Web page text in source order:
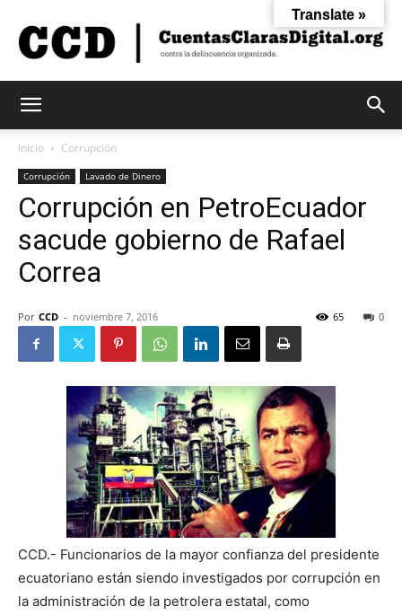
Claras
Inicio Corrupción
Corrupción Lavado de Dinero
Corrupción en PetroEcuador
sacude gobierno de Rafael
Correa
Por CCD - noviembre 7, 2016 0
65
CCD.- Funcionarios de la mayor confianza del presidente
ecuatoriano están siendo investigados por corrupción en
la administración de la petrolera estatal, como
Translate »